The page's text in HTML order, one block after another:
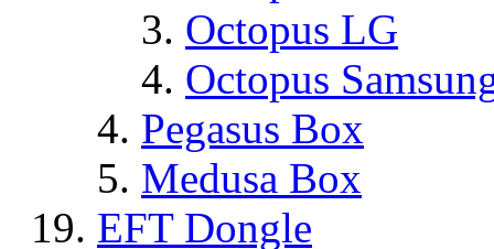
Octopus LG
Octopus
Pegasus Box
Medusa Box
EFT Dongle